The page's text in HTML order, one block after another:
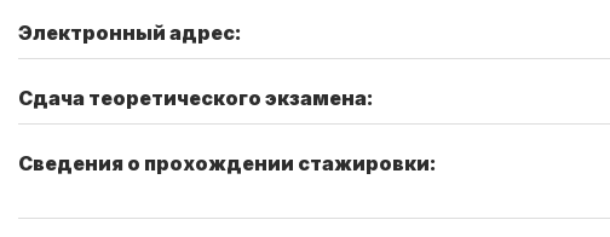
Электронный адрес:
Сдача теоретического экзамена:
Сведения о прохождении стажировки: